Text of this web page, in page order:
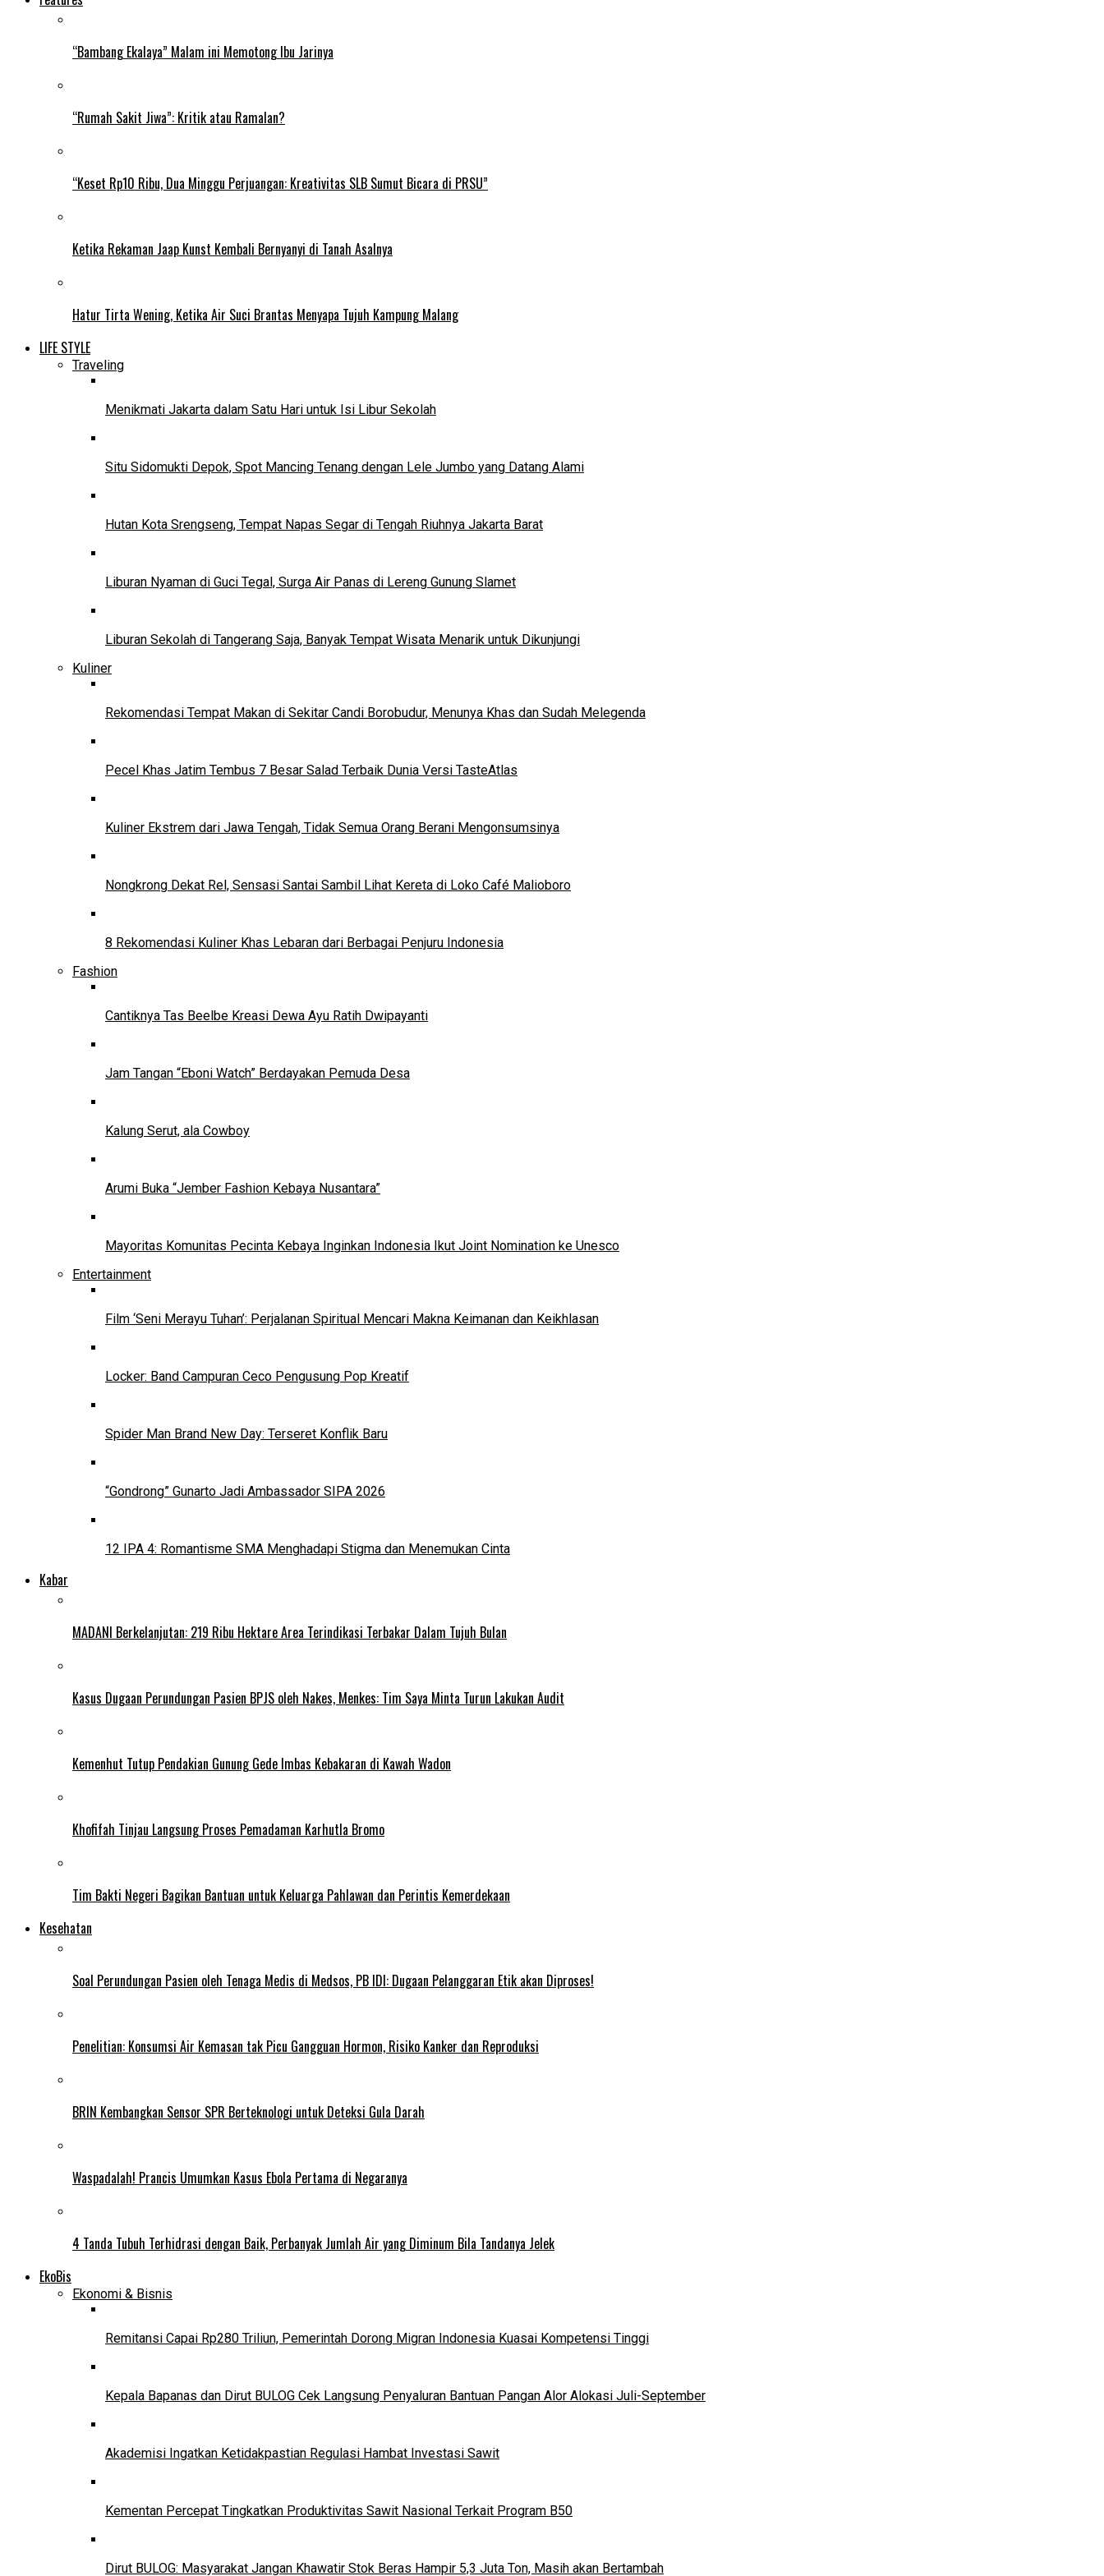
“Bambang Ekalaya” Malam ini Memotong Ibu Jarinya
“Rumah Sakit Jiwa”: Kritik atau Ramalan?
“Keset Rp10 Ribu, Dua Minggu Perjuangan: Kreativitas SLB Sumut Bicara di PRSU”
Ketika Rekaman Jaap Kunst Kembali Bernyanyi di Tanah Asalnya
Hatur Tirta Wening, Ketika Air Suci Brantas Menyapa Tujuh Kampung Malang
LIFE STYLE
Traveling
Menikmati Jakarta dalam Satu Hari untuk Isi Libur Sekolah
Situ Sidomukti Depok, Spot Mancing Tenang dengan Lele Jumbo yang Datang Alami
Hutan Kota Srengseng, Tempat Napas Segar di Tengah Riuhnya Jakarta Barat
Liburan Nyaman di Guci Tegal, Surga Air Panas di Lereng Gunung Slamet
Liburan Sekolah di Tangerang Saja, Banyak Tempat Wisata Menarik untuk Dikunjungi
Kuliner
Rekomendasi Tempat Makan di Sekitar Candi Borobudur, Menunya Khas dan Sudah Melegenda
Pecel Khas Jatim Tembus 7 Besar Salad Terbaik Dunia Versi TasteAtlas
Kuliner Ekstrem dari Jawa Tengah, Tidak Semua Orang Berani Mengonsumsinya
Nongkrong Dekat Rel, Sensasi Santai Sambil Lihat Kereta di Loko Café Malioboro
8 Rekomendasi Kuliner Khas Lebaran dari Berbagai Penjuru Indonesia
Fashion
Cantiknya Tas Beelbe Kreasi Dewa Ayu Ratih Dwipayanti
Jam Tangan “Eboni Watch” Berdayakan Pemuda Desa
Kalung Serut, ala Cowboy
Arumi Buka “Jember Fashion Kebaya Nusantara”
Mayoritas Komunitas Pecinta Kebaya Inginkan Indonesia Ikut Joint Nomination ke Unesco
Entertainment
Film ‘Seni Merayu Tuhan’: Perjalanan Spiritual Mencari Makna Keimanan dan Keikhlasan
Locker: Band Campuran Ceco Pengusung Pop Kreatif
Spider Man Brand New Day: Terseret Konflik Baru
“Gondrong” Gunarto Jadi Ambassador SIPA 2026
12 IPA 4: Romantisme SMA Menghadapi Stigma dan Menemukan Cinta
Kabar
MADANI Berkelanjutan: 219 Ribu Hektare Area Terindikasi Terbakar Dalam Tujuh Bulan
Kasus Dugaan Perundungan Pasien BPJS oleh Nakes, Menkes: Tim Saya Minta Turun Lakukan Audit
Kemenhut Tutup Pendakian Gunung Gede Imbas Kebakaran di Kawah Wadon
Khofifah Tinjau Langsung Proses Pemadaman Karhutla Bromo
Tim Bakti Negeri Bagikan Bantuan untuk Keluarga Pahlawan dan Perintis Kemerdekaan
Kesehatan
Soal Perundungan Pasien oleh Tenaga Medis di Medsos, PB IDI: Dugaan Pelanggaran Etik akan Diproses!
Penelitian: Konsumsi Air Kemasan tak Picu Gangguan Hormon, Risiko Kanker dan Reproduksi
BRIN Kembangkan Sensor SPR Berteknologi untuk Deteksi Gula Darah
Waspadalah! Prancis Umumkan Kasus Ebola Pertama di Negaranya
4 Tanda Tubuh Terhidrasi dengan Baik, Perbanyak Jumlah Air yang Diminum Bila Tandanya Jelek
EkoBis
Ekonomi & Bisnis
Remitansi Capai Rp280 Triliun, Pemerintah Dorong Migran Indonesia Kuasai Kompetensi Tinggi
Kepala Bapanas dan Dirut BULOG Cek Langsung Penyaluran Bantuan Pangan Alor Alokasi Juli-September
Akademisi Ingatkan Ketidakpastian Regulasi Hambat Investasi Sawit
Kementan Percepat Tingkatkan Produktivitas Sawit Nasional Terkait Program B50
Dirut BULOG: Masyarakat Jangan Khawatir Stok Beras Hampir 5,3 Juta Ton, Masih akan Bertambah